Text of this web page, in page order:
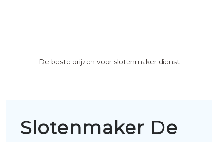
De beste prijzen voor slotenmaker dienst
Slotenmaker De